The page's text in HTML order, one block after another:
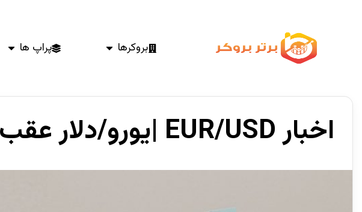
بروکرها پراپ ها
اخبار EUR/USD |یورو/دلار عقب نشینی کرد